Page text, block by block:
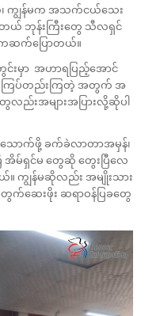
ကျွန်မက အသက်ငယ်သေး
တယ် ဘုန်းကြီးတွေ သီလရှင်
ဆက်ပြောတယ်။
င်းမှာ အဟာရပြည့်အောင်
းကြပ်တည်းကြတဲ့ အတွက် အ
ည်းအများအပြားလို့ဆိုပါ
းသောက်ဖို့ ခက်ခဲလာတာအမှန်၊
အိမ်ရှင်မ တွေဆို တွေးပြီလေ
ကျွန်မဆိုလည်း အမျိုးသား
ဆေးဖိုး ဆရာဝန်ပြခတွေ